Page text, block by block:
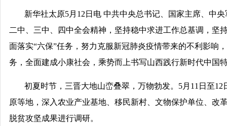
新华社太原5月12日电 中共中央总书记、国家主席、中
二中、三中、四中全会精神，坚持稳中求进工作总基调，坚
面落实“六保”任务，努力克服新冠肺炎疫情带来的不利影响
务，全面建成小康社会，乘势而上书写山西践行新时代中国
初夏时节，三晋大地山峦叠翠，万物勃发。5月11日至
原等地，深入农业产业基地、移民新村、文物保护单位、改
脱贫攻坚成果进行调研。